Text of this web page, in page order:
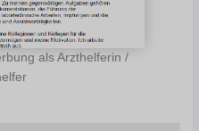
als Arzthelferin /